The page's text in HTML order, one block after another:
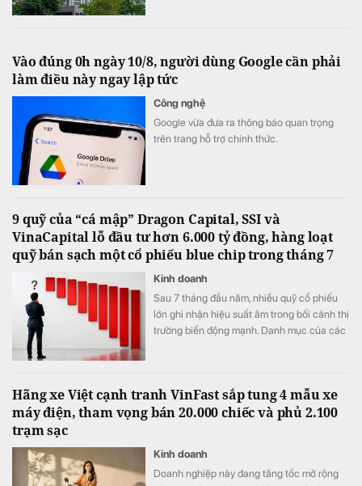
Vào đúng 0h ngày 10/8, người dùng Google cần phải
làm điều này ngay lập tức
Công nghệ
Google vừa đưa ra thông báo quan trọng
trên trang hỗ trợ chính thức.
9 quỹ của “cá mập” Dragon Capital, SSI và
VinaCapital lỗ đầu tư hơn 6.000 tỷ đồng, hàng loạt
quỹ bán sạch một cổ phiếu blue chip trong tháng 7
Kinh doanh
Sau 7 tháng đầu năm, nhiều quỹ cổ phiếu
lớn ghi nhận hiệu suất âm trong bối cảnh thị
trường biến động mạnh. Danh mục của các
Hãng xe Việt cạnh tranh VinFast sắp tung 4 mẫu xe
máy điện, tham vọng bán 20.000 chiếc và phủ 2.100
trạm sạc
Kinh doanh
Doanh nghiệp này đang tăng tốc mở rộng